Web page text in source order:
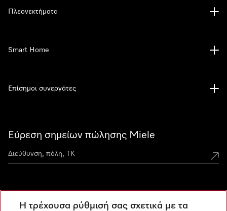
Εύρεση σημείων πώλησης Miele
Πλεονεκτήματα
Smart Home
Επίσημοι συνεργάτες
Η τρέχουσα ρύθμισή σας σχετικά με τα